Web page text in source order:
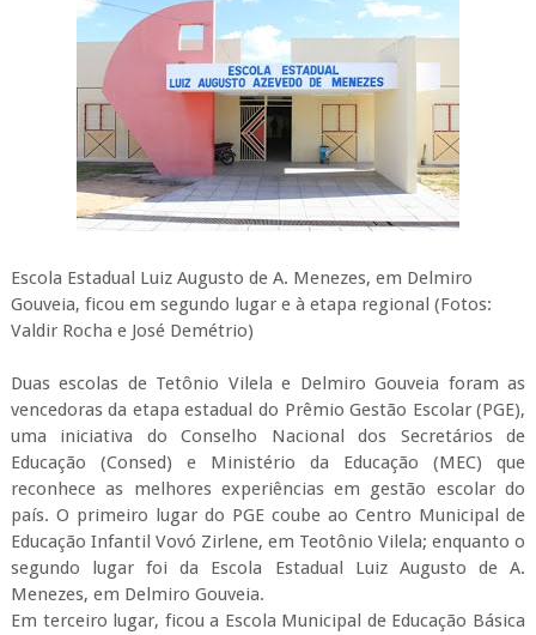
Escola Estadual Luiz Augusto de A. Menezes, em Delmiro
Gouveia, ficou em segundo lugar e à etapa regional (Fotos:
Valdir Rocha e José Demétrio)
Duas escolas de Tetônio Vilela e Delmiro Gouveia foram as
vencedoras da etapa estadual do Prêmio Gestão Escolar (PGE),
uma iniciativa do Conselho Nacional dos Secretários de
Educação (Consed) e Ministério da Educação (MEC) que
reconhece as melhores experiências em gestão escolar do
país. O primeiro lugar do PGE coube ao Centro Municipal de
Educação Infantil Vovó Zirlene, em Teotônio Vilela; enquanto o
segundo lugar foi da Escola Estadual Luiz Augusto de A.
Menezes, em Delmiro Gouveia.
Em terceiro lugar, ficou a Escola Municipal de Educação Básica